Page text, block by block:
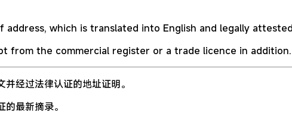
which is translated into English and legally
from the commercial register or a trade licence in addition.
经过法律认证的地址证明。
最新摘录。